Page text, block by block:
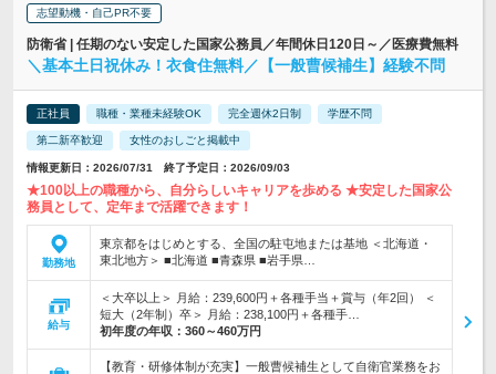
志望動機・自己PR不要
防衛省 | 任期のない安定した国家公務員／年間休日120日～／医療費無料
＼基本土日祝休み！衣食住無料／【一般曹候補生】経験不問
正社員 職種・業種未経験OK 完全週休2日制 学歴不問
第二新卒歓迎 女性のおしごと掲載中
情報更新日：2026/07/31 終了予定日：2026/09/03
★100以上の職種から、自分らしいキャリアを歩める ★安定した国家公
務員として、定年まで活躍できます！
勤務地
東京都をはじめとする、全国の駐屯地または基地 ＜北海道・
東北地方＞ ■北海道 ■青森県 ■岩手県…
給与
＜大卒以上＞ 月給：239,600円＋各種手当＋賞与（年2回） ＜
短大（2年制）卒＞ 月給：238,100円＋各種手…
初年度の年収： 360～460万円
【教育・研修体制が充実】一般曹候補生として自衛官業務をお